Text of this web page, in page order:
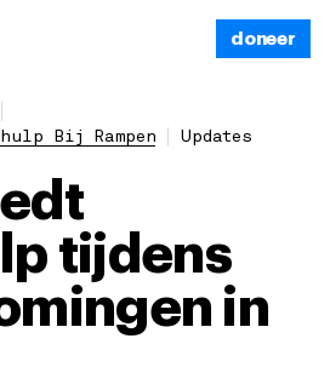
doneer
Bij Rampen Updates
tijdens
in